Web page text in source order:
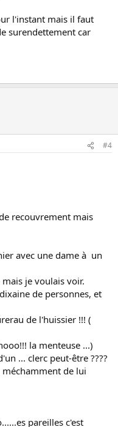
l'instant mais il faut
surendettement car
#4
recouvrement mais
avec une dame à un
mais je voulais voir.
de personnes, et
de l'huissier !!! (
la menteuse ...)
... clerc peut-être ????
de lui
pareilles c'est